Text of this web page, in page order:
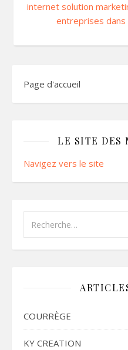
internet solution
entreprises dans
Page d'accueil
LE SITE DES
Navigez vers le site
COURRÈGE
KY CREATION